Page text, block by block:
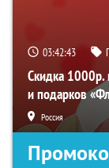
03:42:42
Скидка 1000р.
и подарков
Россия